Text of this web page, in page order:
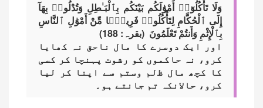
وَلَا تَأْكُلُوٓا۟ أَمْوَٰلَكُم بَيْنَكُم بِٱلْبَـٰطِلِ وَتُدْلُوا۟ بِهَآ
إِلَى ٱلْحُكَّامِ لِتَأْكُلُوا۟ فَرِيقًۭا مِّنْ أَمْوَٰلِ ٱلنَّاسِ
بِٱلْإِثْمِ وَأَنتُمْ تَعْلَمُونَ (بقرہ: 188)
اور ایک دوسرے کا مال ناحق نہ کھایا
کرو، نہ حاکموں کو رشوت پہنچا کر کسی
کا کچھ مال ﻇلم وستم سے اپنا کر لیا
کرو، حاﻻنکہ تم جانتے ہو۔